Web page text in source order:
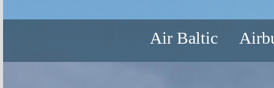
Air Baltic